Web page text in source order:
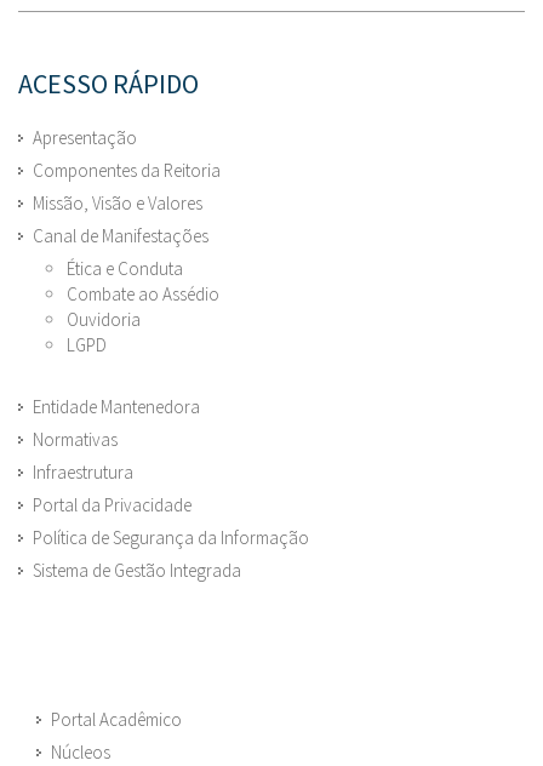
ACESSO RÁPIDO
Apresentação
Componentes da Reitoria
Missão, Visão e Valores
Canal de Manifestações
Ética e Conduta
Combate ao Assédio
Ouvidoria
LGPD
Entidade Mantenedora
Normativas
Infraestrutura
Portal da Privacidade
Política de Segurança da Informação
Sistema de Gestão Integrada
Portal Acadêmico
Núcleos